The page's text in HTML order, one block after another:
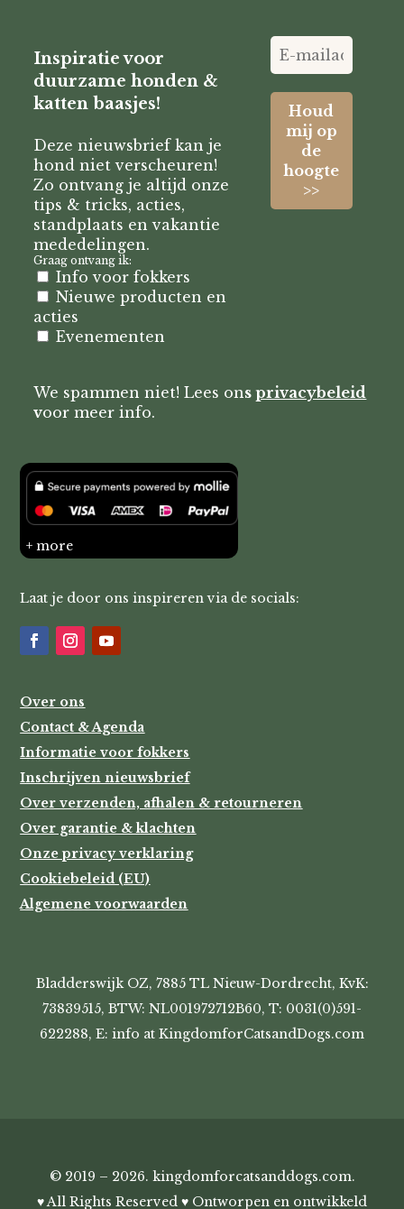
Inspiratie voor
duurzame honden &
katten baasjes!
Deze nieuwsbrief kan je
hond niet verscheuren!
Zo ontvang je altijd onze
tips & tricks, acties,
standplaats en vakantie
mededelingen.
Graag ontvang ik:
Info voor fokkers
Nieuwe producten en
acties
Evenementen
We spammen niet! Lees onsprivacybeleid
voor meer info.
+ more
Laat je door ons inspireren via de socials:
Over ons
Contact & Agenda
Informatie voor fokkers
Inschrijven nieuwsbrief
Over verzenden, afhalen & retourneren
Over garantie & klachten
Onze privacy verklaring
Cookiebeleid (EU)
Algemene voorwaarden
Bladderswijk OZ, 7885 TL Nieuw-Dordrecht, KvK:
73839515, BTW: NL001972712B60, T: 0031(0)591-
622288, E: info at KingdomforCatsandDogs.com
© 2019 – 2026. kingdomforcatsanddogs.com.
♥ All Rights Reserved ♥ Ontworpen en ontwikkeld